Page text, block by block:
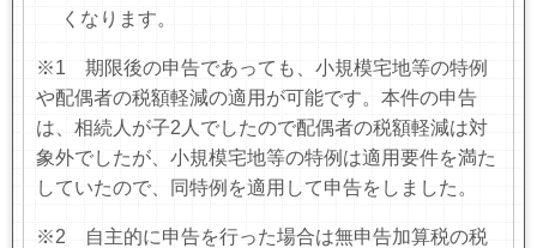
くなります。
※1 期限後の申告であっても、小規模宅地等の特例
や配偶者の税額軽減の適用が可能です。本件の申告
は、相続人が子2人でしたので配偶者の税額軽減は対
象外でしたが、小規模宅地等の特例は適用要件を満た
していたので、同特例を適用して申告をしました。
※2 自主的に申告を行った場合は無申告加算税の税